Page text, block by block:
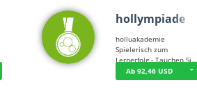
hollympiade
holluakademie
Spielerisch zum
Lernerfolg - Tauchen Si…
Ab 92,46 USD